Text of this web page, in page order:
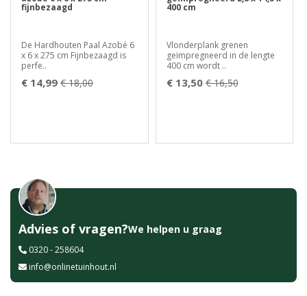
fijnbezaagd
De Hardhouten Paal Azobé 6
x 6 x 275 cm Fijnbezaagd is
perfe..
€ 14,99 € 18,00
400 cm
Vlonderplank grenen
geïmpregneerd in de lengte
400 cm wordt ..
€ 13,50 € 16,50
Advies of vragen?We helpen u graag
0320 - 258604
info@onlinetuinhout.nl